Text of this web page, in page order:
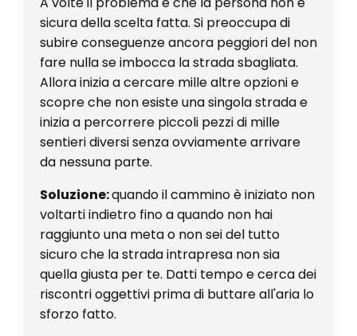
sicura della scelta fatta. Si preoccupa di
subire conseguenze ancora peggiori del non
fare nulla se imbocca la strada sbagliata.
Allora inizia a cercare mille altre opzioni e
scopre che non esiste una singola strada e
inizia a percorrere piccoli pezzi di mille
sentieri diversi senza ovviamente arrivare
da nessuna parte.
Soluzione:quando il cammino è iniziato non
voltarti indietro fino a quando non hai
raggiunto una meta o non sei del tutto
sicuro che la strada intrapresa non sia
quella giusta per te. Datti tempo e cerca dei
riscontri oggettivi prima di buttare all'aria lo
sforzo fatto.